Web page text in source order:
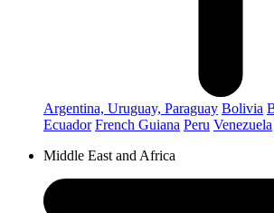
Argentina, Uruguay, Paraguay Bolivia
Ecuador French Guiana Peru Venezuela
Middle East and Africa